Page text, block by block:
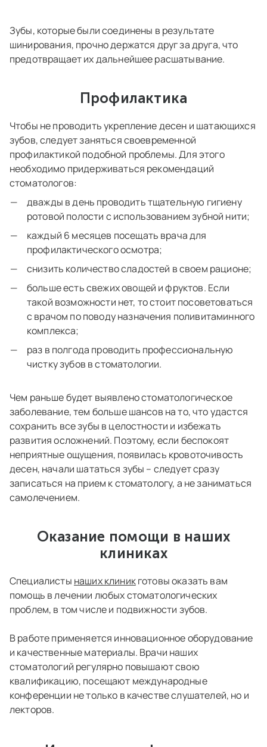
Зубы, которые были соединены в результате
шинирования, прочно держатся друг за друга, что
предотвращает их дальнейшее расшатывание.
Профилактика
Чтобы не проводить укрепление десен и шатающихся
зубов, следует заняться своевременной
профилактикой подобной проблемы. Для этого
необходимо придерживаться рекомендаций
стоматологов:
дважды в день проводить тщательную гигиену
ротовой полости с использованием зубной нити;
каждый 6 месяцев посещать врача для
профилактического осмотра;
снизить количество сладостей в своем рационе;
больше есть свежих овощей и фруктов. Если
такой возможности нет, то стоит посоветоваться
с врачом по поводу назначения поливитаминного
комплекса;
раз в полгода проводить профессиональную
чистку зубов в стоматологии.
Чем раньше будет выявлено стоматологическое
заболевание, тем больше шансов на то, что удастся
сохранить все зубы в целостности и избежать
развития осложнений. Поэтому, если беспокоят
неприятные ощущения, появилась кровоточивость
десен, начали шататься зубы – следует сразу
записаться на прием к стоматологу, а не заниматься
самолечением.
Оказание помощи в наших
клиниках
Специалисты наших клиникготовы оказать вам
помощь в лечении любых стоматологических
проблем, в том числе и подвижности зубов.
В работе применяется инновационное оборудование
и качественные материалы. Врачи наших
стоматологий регулярно повышают свою
квалификацию, посещают международные
конференции не только в качестве слушателей, но и
лекторов.